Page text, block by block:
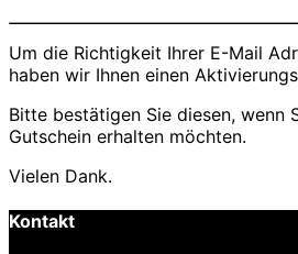
Um die Richtigkeit Ihrer E-Mail
haben wir Ihnen einen
Bitte bestätigen Sie diesen, wenn
Gutschein erhalten möchten.
Vielen Dank.
Kontakt